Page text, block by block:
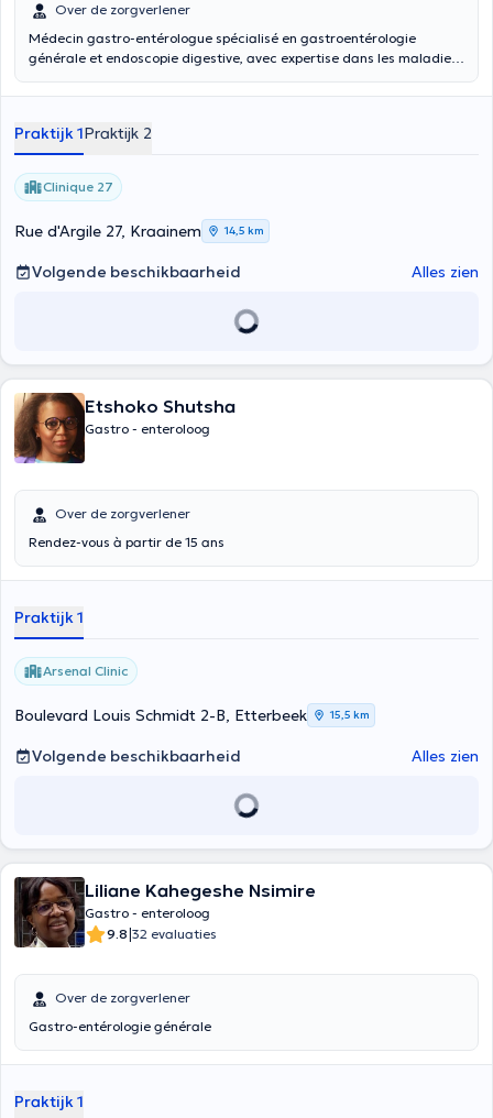
Over de zorgverlener
Médecin gastro-entérologue spécialisé en gastroentérologie
générale et endoscopie digestive, avec expertise dans les maladies
Praktijk 1Praktijk 2
Clinique 27
Rue d'Argile 27, Kraainem 14,5 km
Volgende beschikbaarheid Alles zien
Etshoko Shutsha
Gastro - enteroloog
Over de zorgverlener
Rendez-vous à partir de 15 ans
Praktijk 1
Arsenal Clinic
Boulevard Louis Schmidt 2-B, Etterbeek 15,5 km
Volgende beschikbaarheid Alles zien
Liliane Kahegeshe Nsimire
Gastro - enteroloog
9.8|32 evaluaties
Over de zorgverlener
Gastro-entérologie générale
Praktijk 1